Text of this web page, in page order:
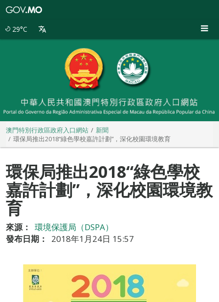
29°C
澳門特別行政區政府入口網站
新聞
環保局推出2018“綠色學校嘉許計劃”，深化校園環境教育
環保局推出2018“綠色學校
嘉許計劃”，深化校園環境教
育
來源：
環境保護局（DSPA）
發布日期：
2018年1月24日 15:57